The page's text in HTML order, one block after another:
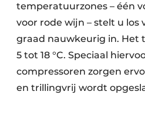
temperatuurzones – één
voor rode wijn – stelt u los
graad nauwkeurig in. Het
5 tot 18 °C. Speciaal
compressoren zorgen
en trillingvrij wordt